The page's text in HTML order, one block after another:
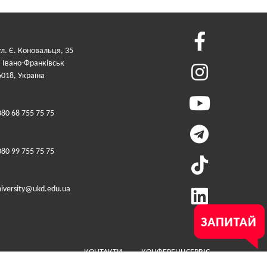
Є. Коновальця, 35
Івано-Франківськ
Україна
68 755 75 75
99 755 75 75
Меню у футері
КОНТАКТИ КОНФЕРЕНЦСЕРВІС